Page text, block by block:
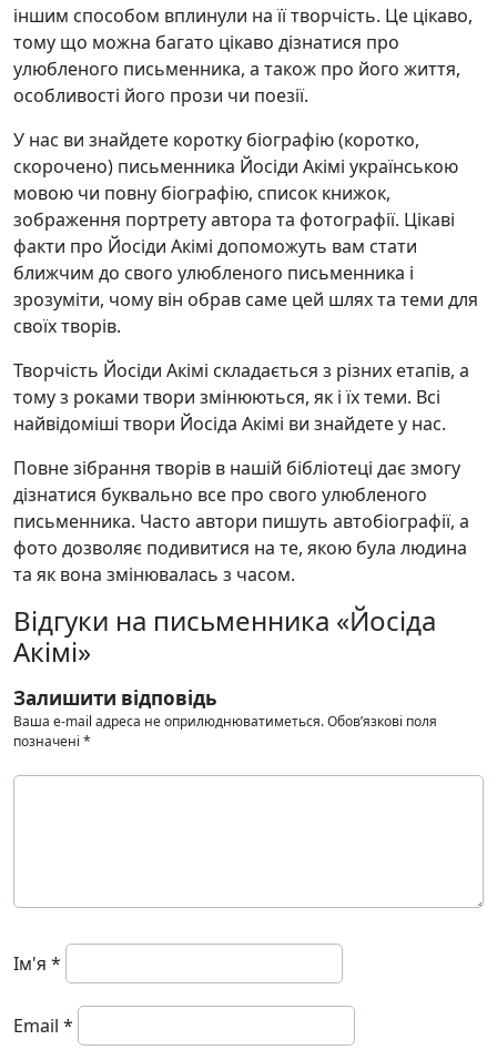
іншим способом вплинули на її творчість. Це цікаво,
тому що можна багато цікаво дізнатися про
улюбленого письменника, а також про його життя,
особливості його прози чи поезії.
У нас ви знайдете коротку біографію (коротко,
скорочено) письменника Йосіди Акімі українською
мовою чи повну біографію, список книжок,
зображення портрету автора та фотографії. Цікаві
факти про Йосіди Акімі допоможуть вам стати
ближчим до свого улюбленого письменника і
зрозуміти, чому він обрав саме цей шлях та теми для
своїх творів.
Творчість Йосіди Акімі складається з різних етапів, а
тому з роками твори змінюються, як і їх теми. Всі
найвідоміші твори Йосіда Акімі ви знайдете у нас.
Повне зібрання творів в нашій бібліотеці дає змогу
дізнатися буквально все про свого улюбленого
письменника. Часто автори пишуть автобіографії, а
фото дозволяє подивитися на те, якою була людина
та як вона змінювалась з часом.
Відгуки на письменника «Йосіда
Акімі»
Залишити відповідь
Ваша e-mail адреса не оприлюднюватиметься.Обов’язкові поля
позначені *
Ім'я *
Email *